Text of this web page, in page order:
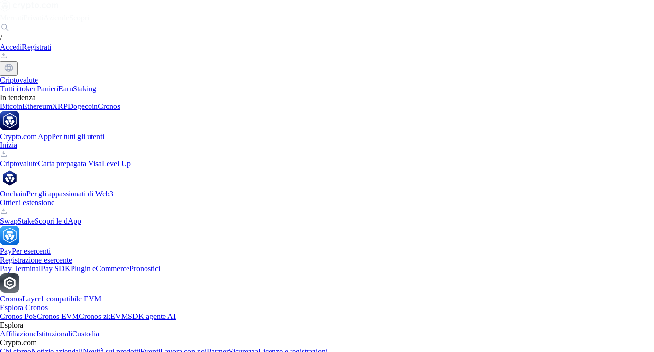
/
AccediRegistrati
Criptovalute
Tutti i tokenPanieriEarnStaking
In tendenza
BitcoinEthereumXRPDogecoinCronos
Crypto.com AppPer tutti gli utenti
Inizia
CriptovaluteCarta prepagata VisaLevel Up
OnchainPer gli appassionati di Web3
Ottieni estensione
SwapStakeScopri le dApp
PayPer esercenti
Registrazione esercente
Pay TerminalPay SDKPlugin eCommercePronostici
CronosLayer1 compatibile EVM
Esplora Cronos
Cronos PoSCronos EVMCronos zkEVMSDK agente AI
Esplora
AffiliazioneIstituzionaliCustodia
Crypto.com